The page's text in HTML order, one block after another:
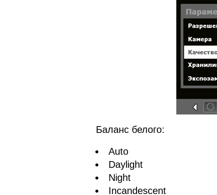
Баланс белого:
Auto
Daylight
Night
Incandescent